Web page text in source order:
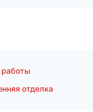
отделка